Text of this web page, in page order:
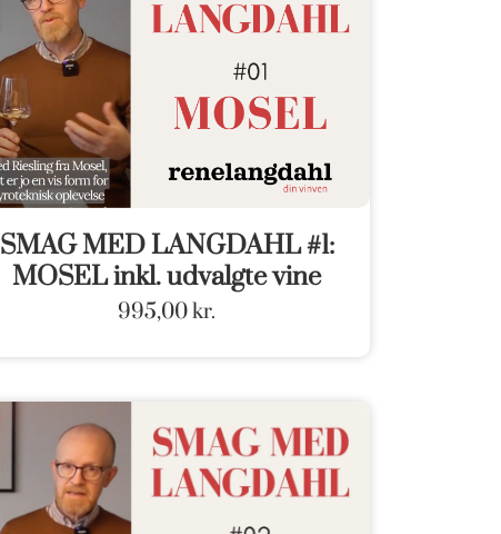
SMAG MED LANGDAHL #1:
MOSEL inkl. udvalgte vine
995,00kr.